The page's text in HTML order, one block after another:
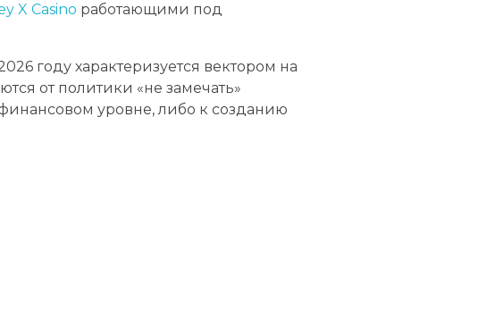
X Casino работающими под
году характеризуется вектором на
от политики «не замечать»
уровне, либо к созданию